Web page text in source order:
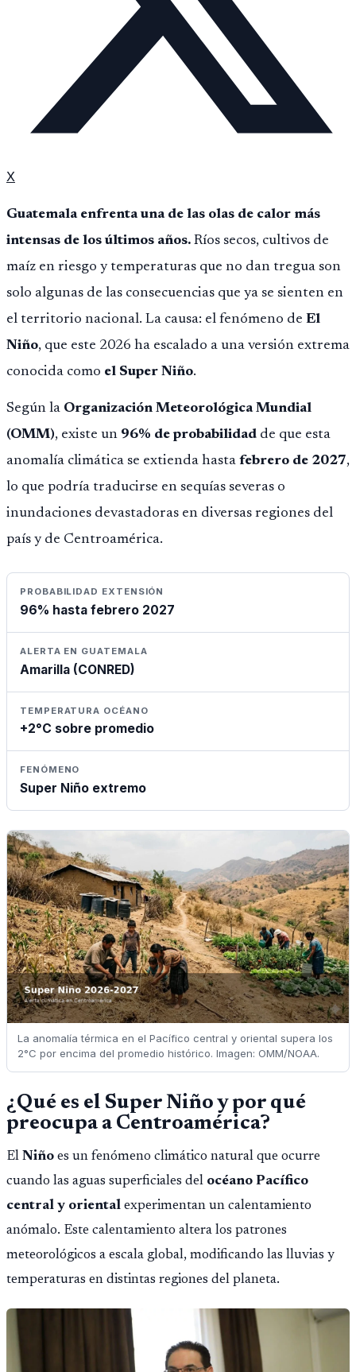
X
Guatemala enfrenta una de las olas de calor más
intensas de los últimos años. Ríos secos, cultivos de
maíz en riesgo y temperaturas que no dan tregua son
solo algunas de las consecuencias que ya se sienten en
el territorio nacional. La causa: el fenómeno de El
Niño, que este 2026 ha escalado a una versión extrema
conocida como el Super Niño.
Según la Organización Meteorológica Mundial
(OMM), existe un 96% de probabilidad de que esta
anomalía climática se extienda hasta febrero de 2027,
lo que podría traducirse en sequías severas o
inundaciones devastadoras en diversas regiones del
país y de Centroamérica.
PROBABILIDAD EXTENSIÓN
96% hasta febrero 2027
ALERTA EN GUATEMALA
Amarilla (CONRED)
TEMPERATURA OCÉANO
+2°C sobre promedio
FENÓMENO
Super Niño extremo
La anomalía térmica en el Pacífico central y oriental supera los
2°C por encima del promedio histórico. Imagen: OMM/NOAA.
¿Qué es el Super Niño y por qué
preocupa a Centroamérica?
El Niño es un fenómeno climático natural que ocurre
cuando las aguas superficiales del océano Pacífico
central y oriental experimentan un calentamiento
anómalo. Este calentamiento altera los patrones
meteorológicos a escala global, modificando las lluvias y
temperaturas en distintas regiones del planeta.